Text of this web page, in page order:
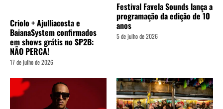
Criolo + Ajulliacosta e
BaianaSystem confirmados
em shows grátis no SP2B:
NÃO PERCA!
17 de julho de 2026
Festival Favela Sounds lança a
programação da edição de 10
anos
5 de julho de 2026